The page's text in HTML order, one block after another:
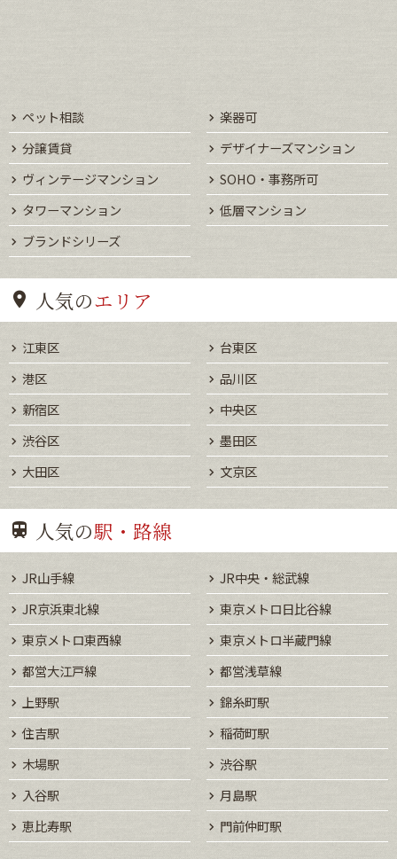
ペット相談
楽器可
分譲賃貸
デザイナーズマンション
ヴィンテージマンション
SOHO・事務所可
タワーマンション
低層マンション
ブランドシリーズ
人気のエリア
江東区
台東区
港区
品川区
新宿区
中央区
渋谷区
墨田区
大田区
文京区
人気の駅・路線
JR山手線
JR中央・総武線
JR京浜東北線
東京メトロ日比谷線
東京メトロ東西線
東京メトロ半蔵門線
都営大江戸線
都営浅草線
上野駅
錦糸町駅
住吉駅
稲荷町駅
木場駅
渋谷駅
入谷駅
月島駅
恵比寿駅
門前仲町駅